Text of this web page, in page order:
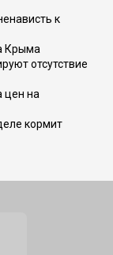
к
Крыма
отсутствие
цен на
кормит